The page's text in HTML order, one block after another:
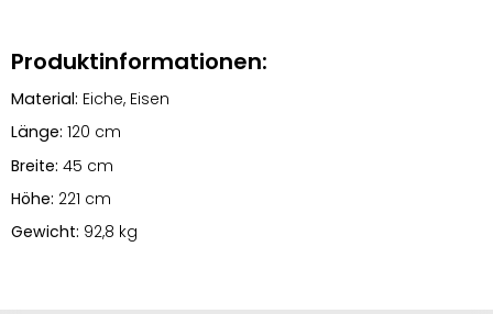
Produktinformationen:
Material: Eiche, Eisen
Länge: 120 cm
Breite: 45 cm
Höhe: 221 cm
Gewicht: 92,8 kg